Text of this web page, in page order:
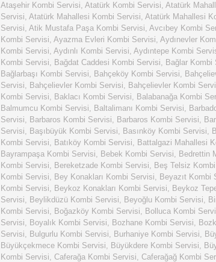
Ataşehir Kombi Servisi, Atatürk Kombi Servisi, Atatürk
Servisi, Atatürk Mahallesi Kombi Servisi, Atatürk Mahallesi
Servisi, Atik Mustafa Paşa Kombi Servisi, Avcıbey Kombi
Kombi Servisi, Ayazma Evleri Kombi Servisi, Aydınevler
Kombi Servisi, Aydınlı Kombi Servisi, Aydıntepe Kombi
Kombi Servisi, Bağdat Caddesi Kombi Servisi, Bağlar Kombi
Bağlarbaşı Kombi Servisi, Bahçeköy Kombi Servisi,
Servisi, Bahçelievler Kombi Servisi, Bahçelievler Kombi
Kombi Servisi, Baklacı Kombi Servisi, Balabanağa Kombi
Balmumcu Kombi Servisi, Baltalimanı Kombi Servisi,
Servisi, Barbaros Kombi Servisi, Barbaros Kombi Servisi,
Servisi, Başıbüyük Kombi Servisi, Basınköy Kombi Servisi,
Kombi Servisi, Batıköy Kombi Servisi, Battalgazi Mahallesi
Bayrampaşa Kombi Servisi, Bebek Kombi Servisi, Bedrettin
Kombi Servisi, Bereketzade Kombi Servisi, Beş Telsiz
Kombi Servisi, Bey Konakları Kombi Servisi, Beyazıt Kombi
Kombi Servisi, Beykoz Konakları Kombi Servisi, Beykoz
Servisi, Beylikdüzü Kombi Servisi, Beyoğlu Kombi Servisi,
Kombi Servisi, Boğazköy Kombi Servisi, Bolluca Kombi
Servisi, Boyalık Kombi Servisi, Bozhane Kombi Servisi,
Servisi, Bulgurlu Kombi Servisi, Burhaniye Kombi Servisi,
Büyükçekmece Kombi Servisi, Büyükdere Kombi Servisi,
Kombi Servisi, Caferağa Kombi Servisi, Caferağağ Kombi